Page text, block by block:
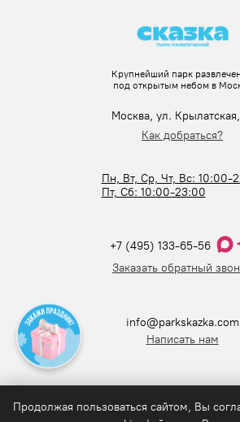
Крупнейший парк
под открытым небом в
Москва, ул.
Как добраться?
Пн, Вт, Ср, Чт, Вс: 10:00-
Пт, Сб: 10:00-23:00
+7 (495) 133-65-56
Заказать обратный
info@parkskazka.com
Написать нам
Продолжая пользоваться сайтом, Вы